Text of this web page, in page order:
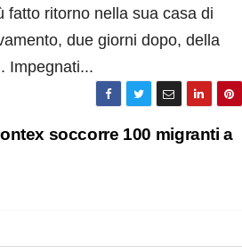
fatto ritorno nella sua casa di
due giorni dopo, della
Impegnati...
soccorre 100 migranti a